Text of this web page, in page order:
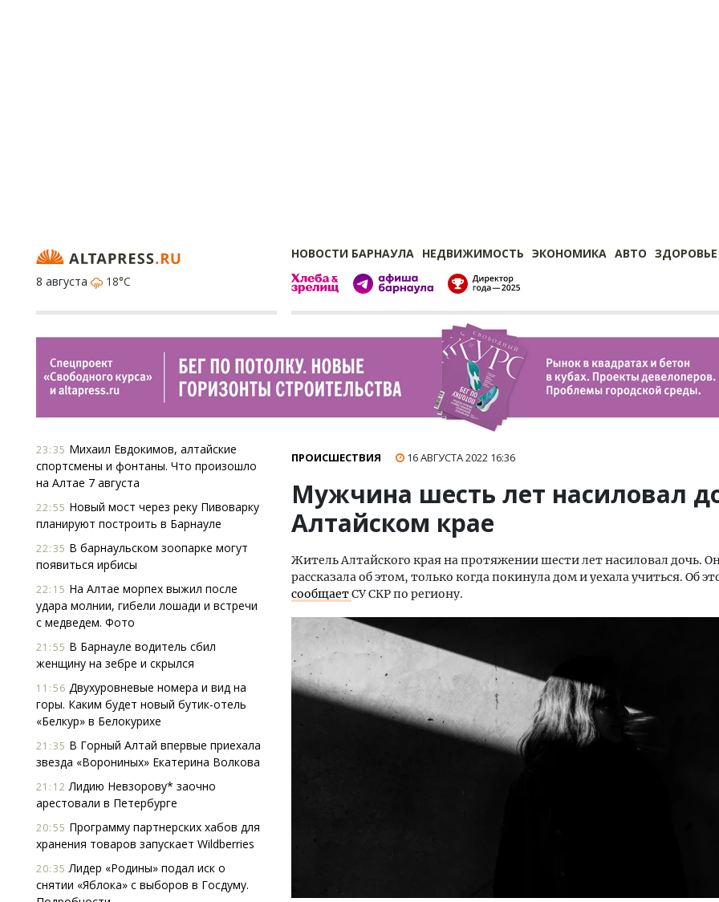
НОВОСТИ БАРНАУЛА НЕДВИЖИМОСТЬ ЭКОНОМИКА АВТО ЗДОРОВЬЕ
8 августа
18°C
23:35 Михаил Евдокимов, алтайские
спортсмены и фонтаны. Что произошло
на Алтае 7 августа
22:55 Новый мост через реку Пивоварку
планируют построить в Барнауле
22:35 В барнаульском зоопарке могут
появиться ирбисы
22:15 На Алтае морпех выжил после
удара молнии, гибели лошади и встречи
с медведем. Фото
21:55 В Барнауле водитель сбил
женщину на зебре и скрылся
11:56 Двухуровневые номера и вид на
горы. Каким будет новый бутик-отель
«Белкур» в Белокурихе
21:35 В Горный Алтай впервые приехала
звезда «Ворониных» Екатерина Волкова
21:12 Лидию Невзорову* заочно
арестовали в Петербурге
20:55 Программу партнерских хабов для
хранения товаров запускает Wildberries
20:35 Лидер «Родины» подал иск о
снятии «Яблока» с выборов в Госдуму.
ПРОИСШЕСТВИЯ 16 АВГУСТА 2022 16:36
Мужчина шесть лет насиловал
Алтайском крае
Житель Алтайского края на протяжении шести лет насиловал дочь.
рассказала об этом, только когда покинула дом и уехала учиться. Об
сообщаетСУ СКР по региону.